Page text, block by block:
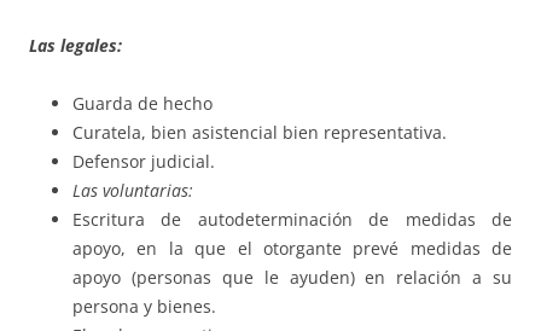
Las legales:
Guarda de hecho
Curatela, bien asistencial bien representativa.
Defensor judicial.
Las voluntarias:
Escritura de autodeterminación de medidas de
apoyo, en la que el otorgante prevé medidas de
apoyo (personas que le ayuden) en relación a su
persona y bienes.